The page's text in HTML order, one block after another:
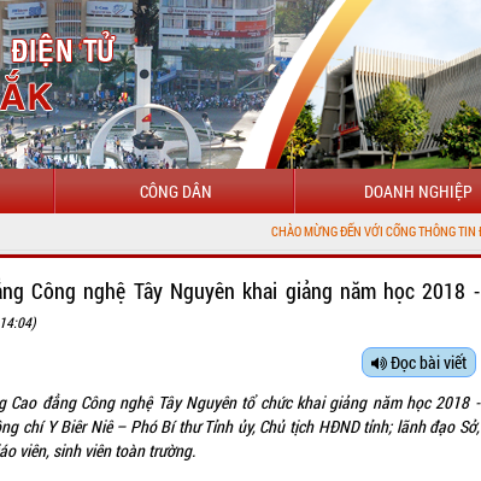
CÔNG DÂN DOANH NGHIỆP
CHÀO MỪNG ĐẾN VỚI CỔNG THÔNG TIN ĐIỆN TỬ TỈNH ĐẮK LẮK
Công nghệ Tây Nguyên khai giảng năm học 2018 -
Đọc bài viết
Cao đẳng Công nghệ Tây Nguyên tổ chức khai giảng năm học 2018 -
chí Y Biêr Niê – Phó Bí thư Tỉnh ủy, Chủ tịch HĐND tỉnh; lãnh đạo Sở,
viên, sinh viên toàn trường.